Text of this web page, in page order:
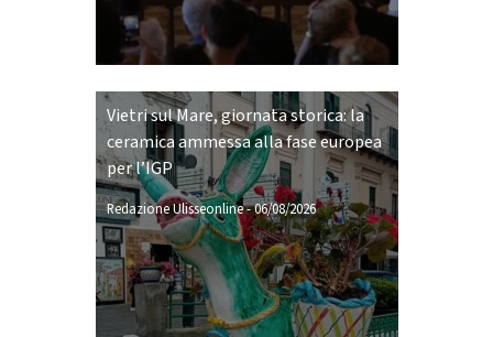
Vietri sul Mare, giornata storica: la
ceramica ammessa alla fase europea
per l’IGP
Redazione Ulisseonline-06/08/2026